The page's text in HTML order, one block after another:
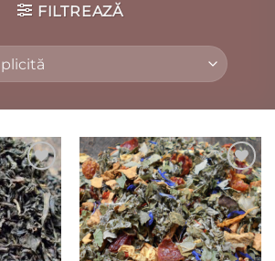
FILTREAZĂ
Add to
wishlist
Add to
wishlist